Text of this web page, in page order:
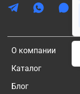
О компании
Каталог
Блог